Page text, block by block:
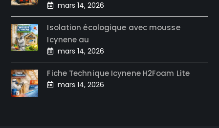
mars 14, 2026
Isolation écologique avec mousse
Icynene au
mars 14, 2026
Fiche Technique Icynene H2Foam Lite
mars 14, 2026